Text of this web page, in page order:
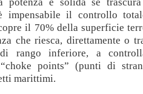
potenza è solida se
impensabile il controllo
il 70% della superficie
che riesca, direttamente o
rango inferiore, a
points” (punti di
marittimi.